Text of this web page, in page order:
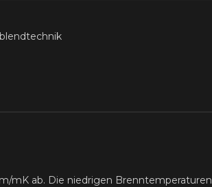
mK ab. Die niedrigen Brenntemperaturen